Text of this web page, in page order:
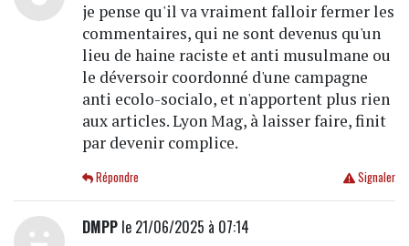
je pense qu'il va vraiment falloir fermer les
commentaires, qui ne sont devenus qu'un
lieu de haine raciste et anti musulmane ou
le déversoir coordonné d'une campagne
anti ecolo-socialo, et n'apportent plus rien
aux articles. Lyon Mag, à laisser faire, finit
par devenir complice.
Signaler
Répondre
DMPPle 21/06/2025 à 07:14